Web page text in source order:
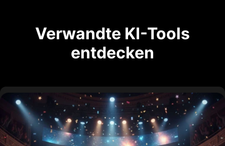
Verwandte KI-Tools
entdecken